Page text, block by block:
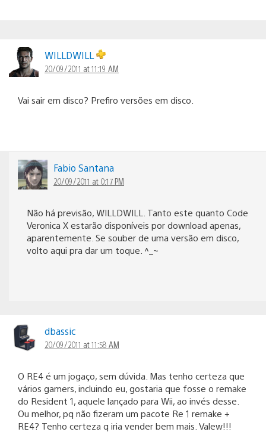
WILLDWILL
20/09/2011 at 11:19 AM
Vai sair em disco? Prefiro versões em disco.
Fabio Santana
20/09/2011 at 0:17 PM
Não há previsão, WILLDWILL. Tanto este quanto Code
Veronica X estarão disponíveis por download apenas,
aparentemente. Se souber de uma versão em disco,
volto aqui pra dar um toque. ^_~
dbassic
20/09/2011 at 11:58 AM
O RE4 é um jogaço, sem dúvida. Mas tenho certeza que
vários gamers, incluindo eu, gostaria que fosse o remake
do Resident 1, aquele lançado para Wii, ao invés desse.
Ou melhor, pq não fizeram um pacote Re 1 remake +
RE4? Tenho certeza q iria vender bem mais. Valew!!!